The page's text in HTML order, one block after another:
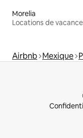
Morelia
Locations de
Airbnb Mexique